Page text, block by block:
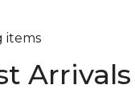
items
Arrivals